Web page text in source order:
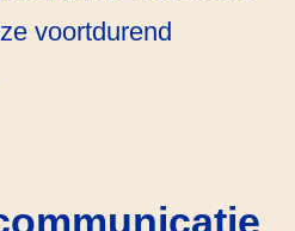
voortdurend